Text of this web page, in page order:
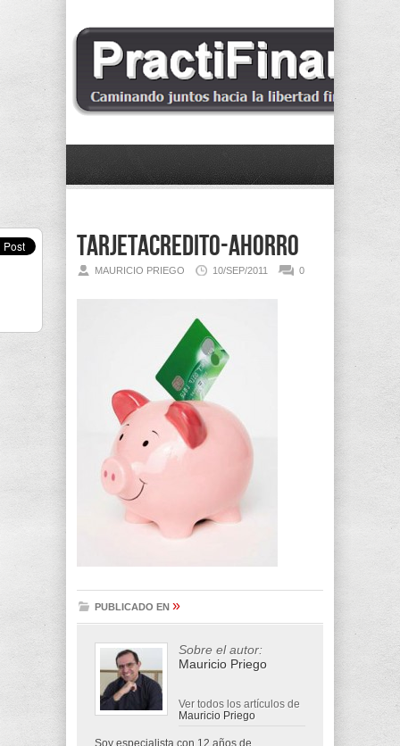
TarjetaCredito-Ahorro
MAURICIO PRIEGO 10/SEP/2011 0
PUBLICADO EN »
Sobre el autor:
Mauricio Priego
Ver todos los artículos de
Mauricio Priego
Soy especialista con 12 años de